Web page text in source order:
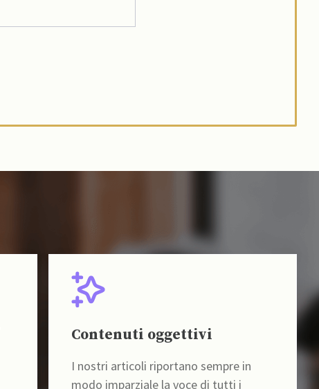
Contenuti oggettivi
I nostri articoli riportano sempre in
modo imparziale la voce di tutti i